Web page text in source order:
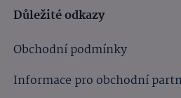
Důležité odkazy
Obchodní podmínky
Informace pro obchodní